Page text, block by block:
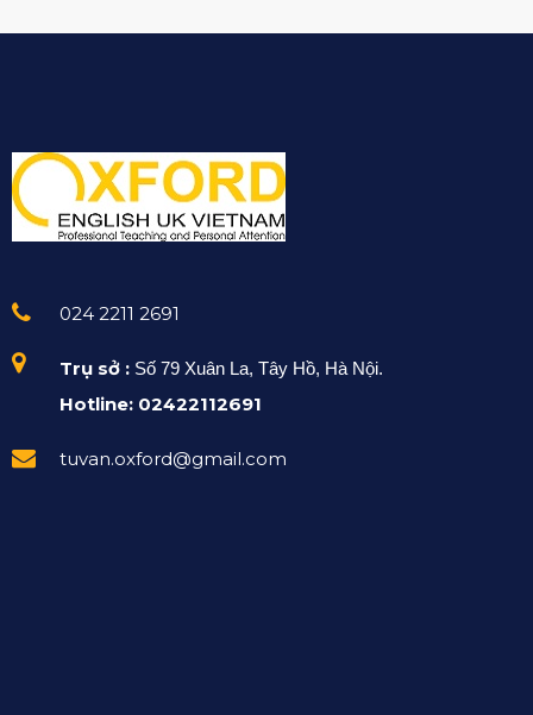
024 2211 2691
Trụ sở : Số 79 Xuân La, Tây Hồ, Hà Nội.
Hotline: 02422112691
tuvan.oxford@gmail.com